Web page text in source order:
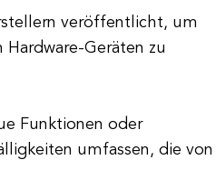
veröffentlicht, um
Geräten zu
Funktionen oder
umfassen, die von